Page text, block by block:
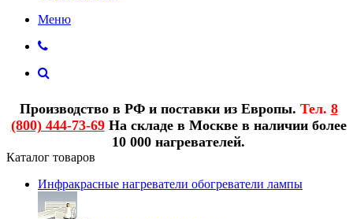
Меню
Производство в РФ и поставки из Европы. Тел. 8
(800) 444-73-69На складе в Москве в наличии более
10 000 нагревателей.
Каталог товаров
Инфракрасные нагреватели обогреватели лампы